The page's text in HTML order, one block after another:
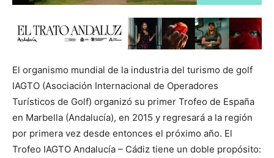
El organismo mundial de la industria del turismo de golf
IAGTO (Asociación Internacional de Operadores
Turísticos de Golf) organizó su primer Trofeo de España
en Marbella (Andalucía), en 2015 y regresará a la región
por primera vez desde entonces el próximo año. El
Trofeo IAGTO Andalucía – Cádiz tiene un doble propósito: